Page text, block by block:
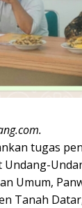
tugas
Undang-
Umum,
Tanah